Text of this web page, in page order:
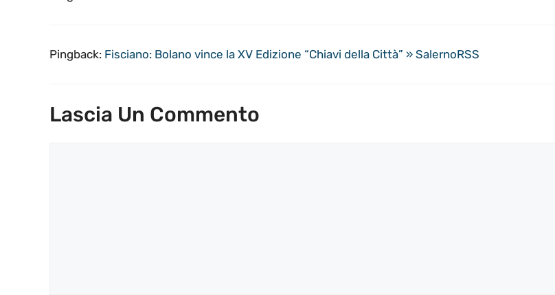
Pingback: Fisciano: Bolano vince la XV Edizione “Chiavi della Città” » SalernoRSS
Lascia Un Commento